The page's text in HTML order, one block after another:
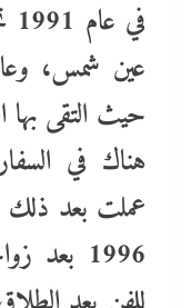
عين شمس،
حيث التقى بها
هناك في
عملت بعد ذلك
1996